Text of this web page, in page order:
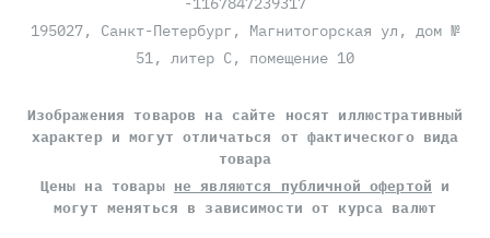
195027, Санкт-Петербург, Магнитогорская ул, дом №
51, литер С, помещение 10
Изображения товаров на сайте носят иллюстративный
характер и могут отличаться от фактического вида
товара
Цены на товары не являются публичной офертой и
могут меняться в зависимости от курса валют